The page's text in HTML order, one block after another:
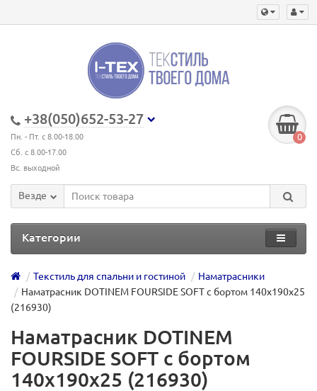
+38(050)652-53-27
Пн. - Пт. с 8.00-18.00
Сб. с 8.00-17.00
Вс. выходной
0
Везде
Категории
Текстиль для спальни и гостиной
Наматрасники
Наматрасник DOTINEM FOURSIDE SOFT с бортом 140х190х25
(216930)
Наматрасник DOTINEM
FOURSIDE SOFT с бортом
140х190х25 (216930)